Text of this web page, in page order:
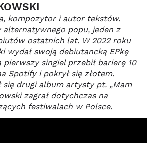
kompozytor i autor tekstów.
alternatywnego popu, jeden z
ostatnich lat. W 2022 roku
wydał swoją debiutancką EPkę
pierwszy singiel przebił barierę 10
Spotify i pokrył się złotem.
się drugi album artysty pt. „Mam
zagrał dotychczas na
festiwalach w Polsce.